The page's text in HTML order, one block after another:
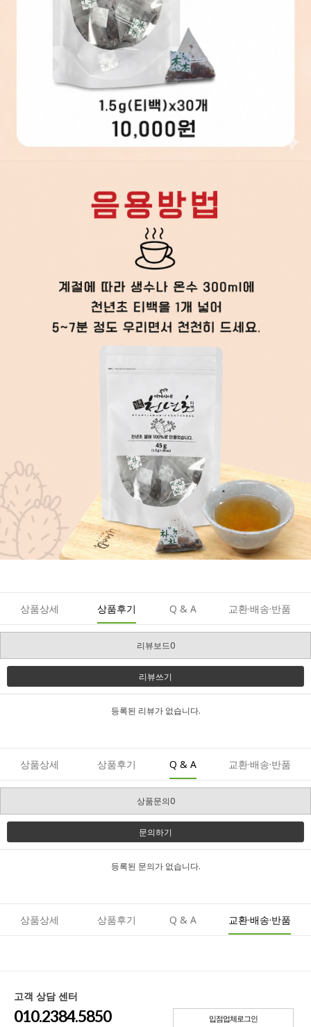
상품상세 상품후기 Q & A 교환·배송·반품
리뷰보드0
리뷰쓰기
등록된 리뷰가 없습니다.
상품상세 상품후기 Q & A 교환·배송·반품
상품문의0
문의하기
등록된 문의가 없습니다.
상품상세 상품후기 Q & A 교환·배송·반품
고객 상담 센터
010.2384.5850 입점업체로그인